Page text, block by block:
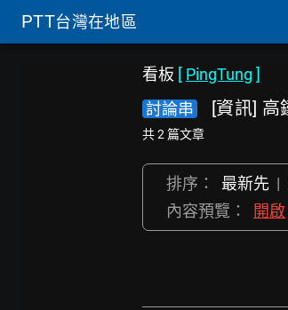
PTT台灣在地區
看板 [ PingTung ]
討論串
[資訊] 高
共 2 篇文章
排序： 最新先 |
內容預覽：
開啟